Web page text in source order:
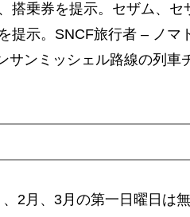
搭乗券を提示。セザム、
提示。SNCF旅行者 – ノ
サンミッシェル路線の列
2月、3月の第一日曜日は無